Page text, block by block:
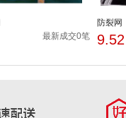
最新成交0笔
防裂网
9.52